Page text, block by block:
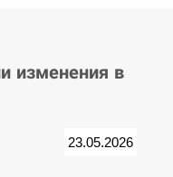
розділив навпіл
изменения в
23.05.2026